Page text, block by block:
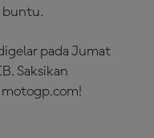
buntu.
pada Jumat
Saksikan
motogp.com!